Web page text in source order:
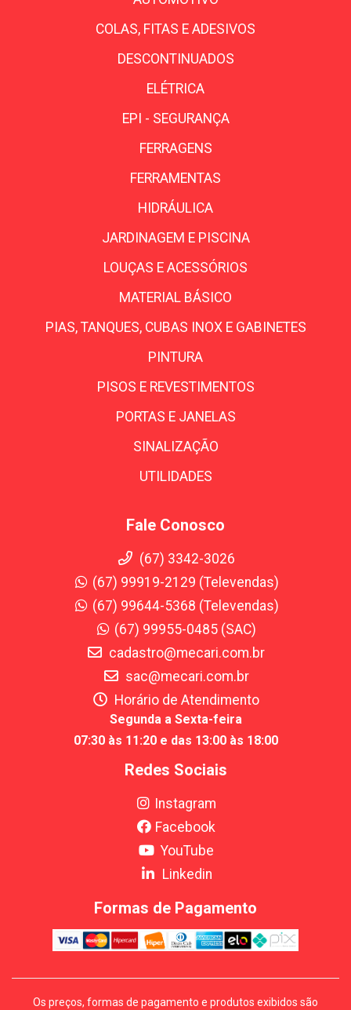
COLAS, FITAS E ADESIVOS
DESCONTINUADOS
ELÉTRICA
EPI - SEGURANÇA
FERRAGENS
FERRAMENTAS
HIDRÁULICA
JARDINAGEM E PISCINA
LOUÇAS E ACESSÓRIOS
MATERIAL BÁSICO
PIAS, TANQUES, CUBAS INOX E GABINETES
PINTURA
PISOS E REVESTIMENTOS
PORTAS E JANELAS
SINALIZAÇÃO
UTILIDADES
Fale Conosco
(67) 3342-3026
(67) 99919-2129 (Televendas)
(67) 99644-5368 (Televendas)
(67) 99955-0485 (SAC)
cadastro@mecari.com.br
sac@mecari.com.br
Horário de Atendimento
Segunda a Sexta-feira
07:30 às 11:20 e das 13:00 às 18:00
Redes Sociais
Instagram
Facebook
YouTube
Linkedin
Formas de Pagamento
Os preços, formas de pagamento e produtos exibidos são